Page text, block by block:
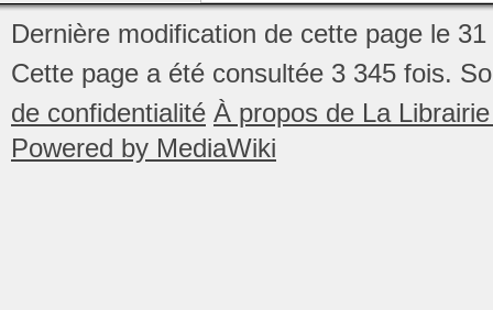
Dernière modification de cette page le
Cette page a été consultée 3 345 fois.
de confidentialité À propos de La
Powered by MediaWiki